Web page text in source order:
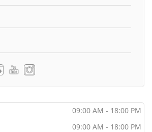
09:00 AM - 18:00 PM
09:00 AM - 18:00 PM